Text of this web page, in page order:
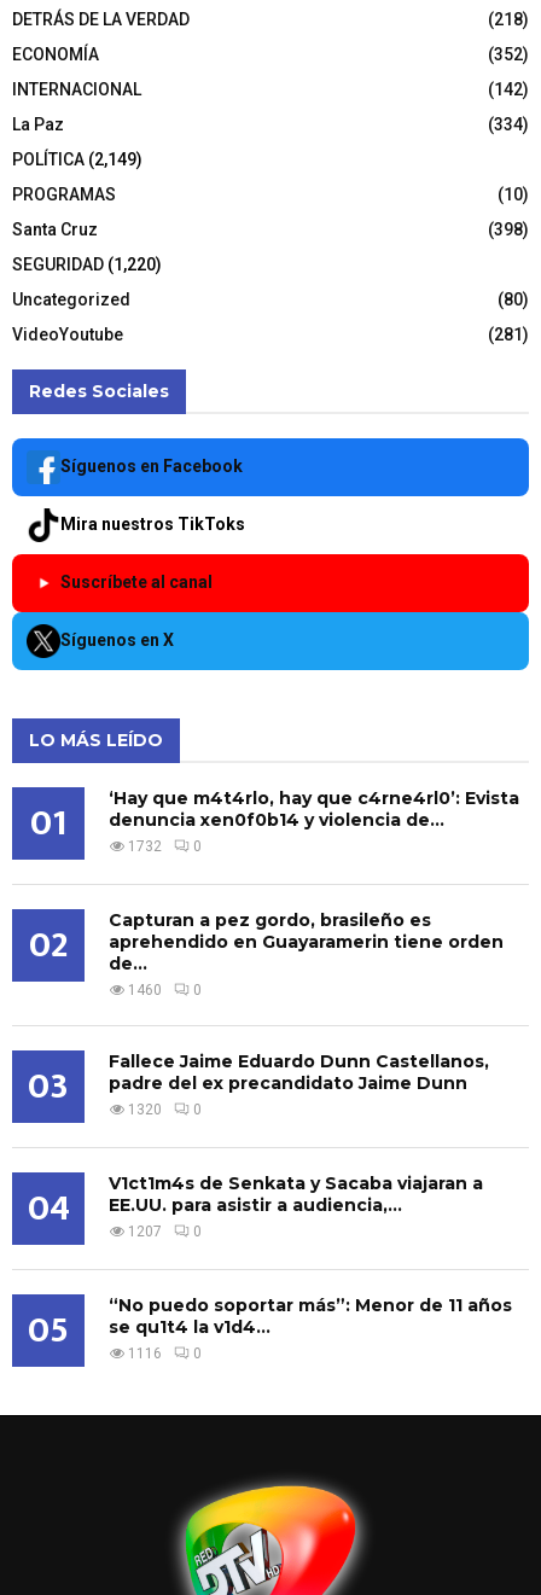
DETRÁS DE LA VERDAD
(218)
ECONOMÍA
(352)
INTERNACIONAL
(142)
La Paz
(334)
POLÍTICA (2,149)
PROGRAMAS
(10)
Santa Cruz
(398)
SEGURIDAD (1,220)
Uncategorized
(80)
VideoYoutube
(281)
Redes Sociales
Síguenos en Facebook
Mira nuestros TikToks
Suscríbete al canal
Síguenos en X
LO MÁS LEÍDO
01
‘Hay que m4t4rlo, hay que c4rne4rl0’: Evista
denuncia xen0f0b14 y violencia de...
1732 0
02
Capturan a pez gordo, brasileño es
aprehendido en Guayaramerin tiene orden
de...
1460 0
03
Fallece Jaime Eduardo Dunn Castellanos,
padre del ex precandidato Jaime Dunn
1320 0
04
V1ct1m4s de Senkata y Sacaba viajaran a
EE.UU. para asistir a audiencia,...
1207 0
05
“No puedo soportar más”: Menor de 11 años
se qu1t4 la v1d4...
1116 0